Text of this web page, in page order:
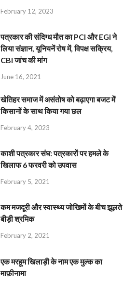
February 12, 2023
पत्रकार की संदिग्ध मौत का PCI और EGI ने
लिया संज्ञान, यूनियनें रोष में, विपक्ष सक्रिय,
CBI जांच की मांग
June 16, 2021
खेतिहर समाज में असंतोष को बढ़ाएगा बजट में
किसानों के साथ किया गया छल
February 4, 2023
काशी पत्रकार संघ: पत्रकारों पर हमले के
खिलाफ 6 फरवरी को उपवास
February 5, 2021
कम मजदूरी और स्वास्थ्य जोखिमों के बीच झूलते
बीड़ी श्रमिक
February 2, 2021
एक मरहूम खिलाड़ी के नाम एक मुल्क का
माफ़ीनामा